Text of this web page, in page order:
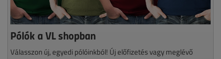
Pólók a VL shopban
Válasszon új, egyedi pólóinkból! Új előfizetés vagy meglévő